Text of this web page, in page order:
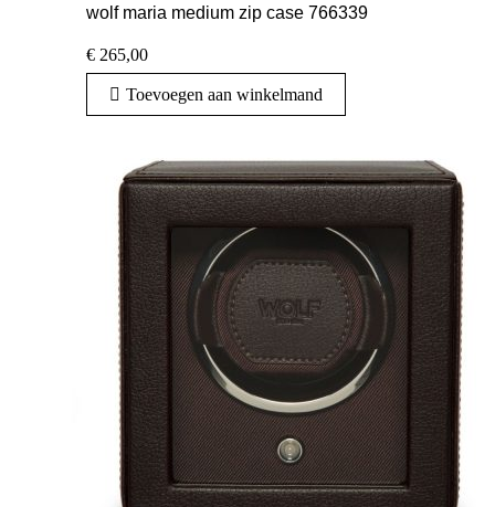
wolf maria medium zip case 766339
€ 265,00
Toevoegen aan winkelmand